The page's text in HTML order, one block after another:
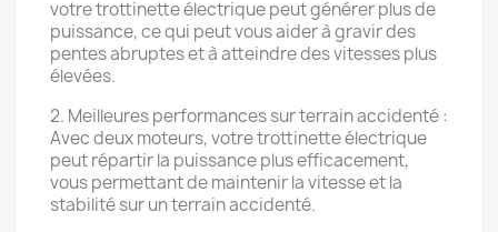
votre trottinette électrique peut générer plus de
puissance, ce qui peut vous aider à gravir des
pentes abruptes et à atteindre des vitesses plus
élevées.
2. Meilleures performances sur terrain accidenté :
Avec deux moteurs, votre trottinette électrique
peut répartir la puissance plus efficacement,
vous permettant de maintenir la vitesse et la
stabilité sur un terrain accidenté.